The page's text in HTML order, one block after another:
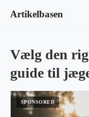
Artikelbasen
Vælg den
guide til